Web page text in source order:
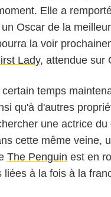
Elle a
Oscar de la
la voir
Lady, attendue sur
temps
qu'à d'autres
une actrice
cette même veine,
The Penguin est en
à la fois à la